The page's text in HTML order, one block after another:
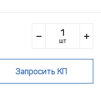
шт
Запросить КП